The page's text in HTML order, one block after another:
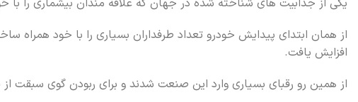
یکی از جذابیت های شناخته شده در جهان که علاقه مندان بیشماری را با
از همان ابتدای پیدایش خودرو تعداد طرفداران بسیاری را با خود همراه
افزایش یافت.
از همین رو رقبای بسیاری وارد این صنعت شدند و برای ربودن گوی سبقت از